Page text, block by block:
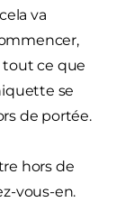
va
tout ce que
se
de portée.
hors de
vous-en.